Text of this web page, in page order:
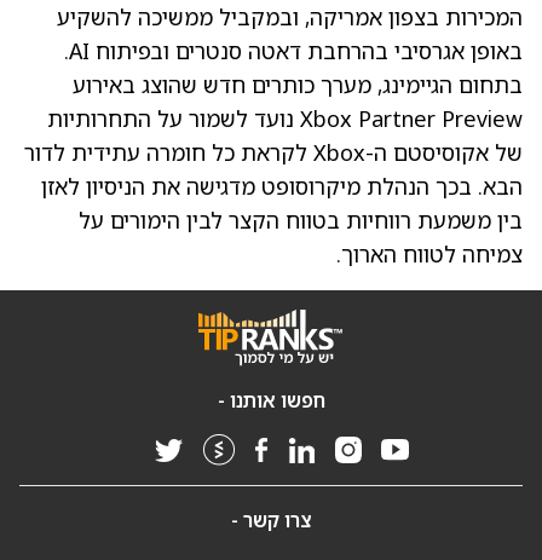
המכירות בצפון אמריקה, ובמקביל ממשיכה להשקיע
באופן אגרסיבי בהרחבת דאטה סנטרים ובפיתוח AI.
בתחום הגיימינג, מערך כותרים חדש שהוצג באירוע
Xbox Partner Preview נועד לשמור על התחרותיות
של אקוסיסטם ה-Xbox לקראת כל חומרה עתידית לדור
הבא. בכך הנהלת מיקרוסופט מדגישה את הניסיון לאזן
בין משמעת רווחיות בטווח הקצר לבין הימורים על
צמיחה לטווח הארוך.
חפשו אותנו -
צרו קשר -